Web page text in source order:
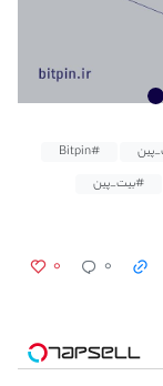
#Bitpin
#بیت_پین
۰ ۰